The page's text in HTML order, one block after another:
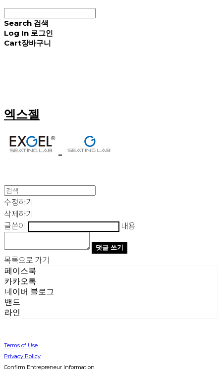
Search 검색
Log In 로그인
Cart장바구니
엑스젤
수정하기
삭제하기
글쓴이
내용
댓글 쓰기
목록으로 가기
페이스북
카카오톡
네이버 블로그
밴드
라인
Terms of Use
Privacy Policy
Confirm Entrepreneur Information